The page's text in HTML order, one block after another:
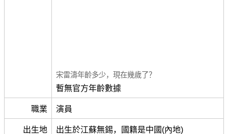
宋雷濤年齡多少，現在幾歲了？
暫無官方年齡數據
職業 演員
出生地 出生於江蘇無錫，國籍是中國(內地)